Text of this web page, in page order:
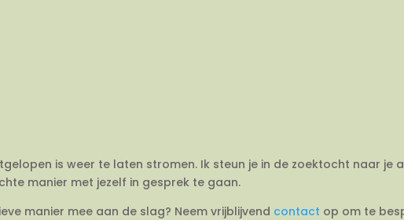
is weer te laten stromen. Ik steun je in de zoektocht naar je
manier met jezelf in gesprek te gaan.
manier mee aan de slag? Neem vrijblijvend contact op om te